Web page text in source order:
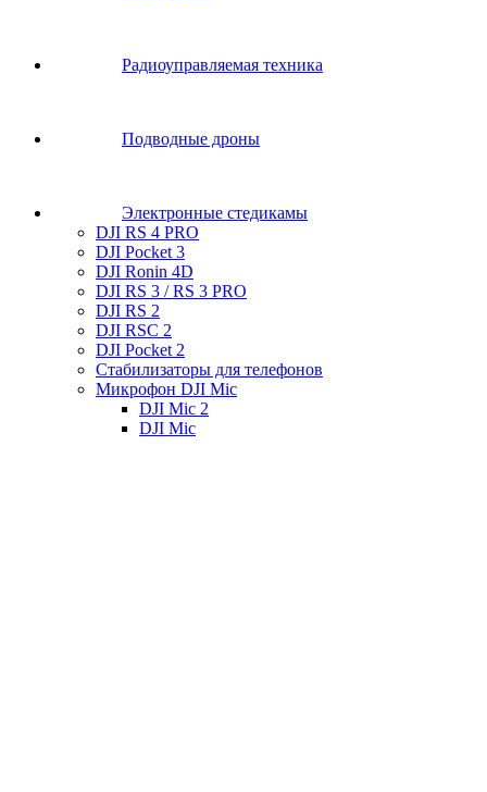
Радиоуправляемая техника
Подводные дроны
Электронные стедикамы
DJI RS 4 PRO
DJI Pocket 3
DJI Ronin 4D
DJI RS 3 / RS 3 PRO
DJI RS 2
DJI RSC 2
DJI Pocket 2
Стабилизаторы для телефонов
Микрофон DJI Mic
DJI Mic 2
DJI Mic